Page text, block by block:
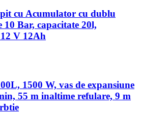
cu Acumulator cu dublu
10 Bar, capacitate 20l,
V 12Ah
1500 W, vas de expansiune
55 m inaltime refulare, 9 m